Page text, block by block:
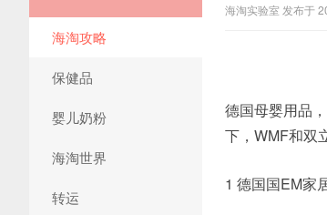
海淘攻略
保健品
婴儿奶粉
海淘世界
转运
海淘实验室 发布于
德国母婴用品
下，WMF和双
1 德国国EM家